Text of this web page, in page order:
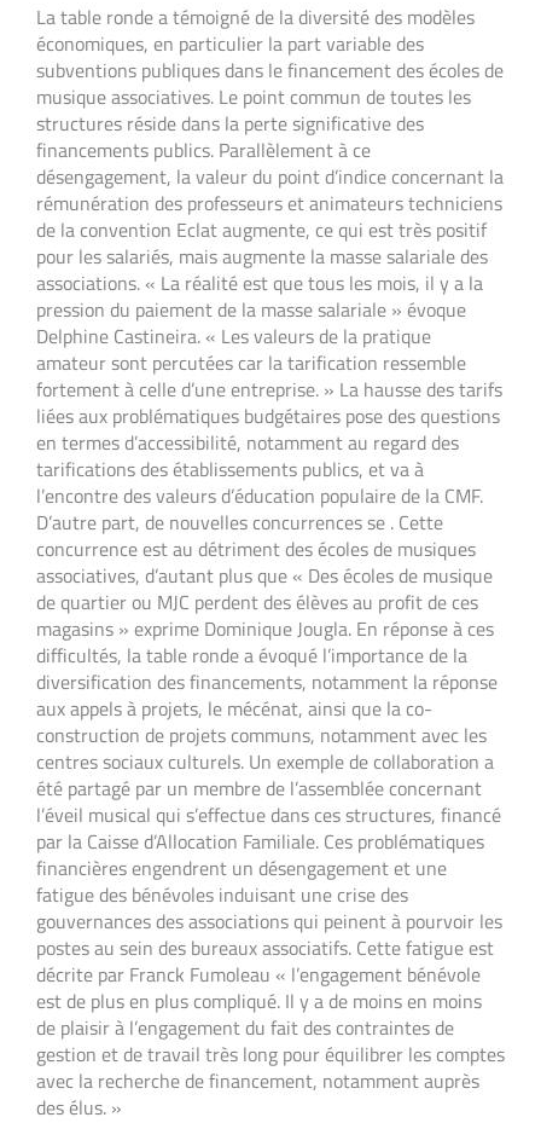
La table ronde a témoigné de la diversité des modèles
économiques, en particulier la part variable des
subventions publiques dans le financement des écoles de
musique associatives. Le point commun de toutes les
structures réside dans la perte significative des
financements publics. Parallèlement à ce
désengagement, la valeur du point d’indice concernant la
rémunération des professeurs et animateurs techniciens
de la convention Eclat augmente, ce qui est très positif
pour les salariés, mais augmente la masse salariale des
associations. « La réalité est que tous les mois, il y a la
pression du paiement de la masse salariale » évoque
Delphine Castineira. « Les valeurs de la pratique
amateur sont percutées car la tarification ressemble
fortement à celle d’une entreprise. » La hausse des tarifs
liées aux problématiques budgétaires pose des questions
en termes d’accessibilité, notamment au regard des
tarifications des établissements publics, et va à
l’encontre des valeurs d’éducation populaire de la CMF.
D’autre part, de nouvelles concurrences se . Cette
concurrence est au détriment des écoles de musiques
associatives, d’autant plus que « Des écoles de musique
de quartier ou MJC perdent des élèves au profit de ces
magasins » exprime Dominique Jougla. En réponse à ces
difficultés, la table ronde a évoqué l’importance de la
diversification des financements, notamment la réponse
aux appels à projets, le mécénat, ainsi que la co-
construction de projets communs, notamment avec les
centres sociaux culturels. Un exemple de collaboration a
été partagé par un membre de l’assemblée concernant
l’éveil musical qui s’effectue dans ces structures, financé
par la Caisse d’Allocation Familiale. Ces problématiques
financières engendrent un désengagement et une
fatigue des bénévoles induisant une crise des
gouvernances des associations qui peinent à pourvoir les
postes au sein des bureaux associatifs. Cette fatigue est
décrite par Franck Fumoleau « l’engagement bénévole
est de plus en plus compliqué. Il y a de moins en moins
de plaisir à l’engagement du fait des contraintes de
gestion et de travail très long pour équilibrer les comptes
avec la recherche de financement, notamment auprès
des élus. »